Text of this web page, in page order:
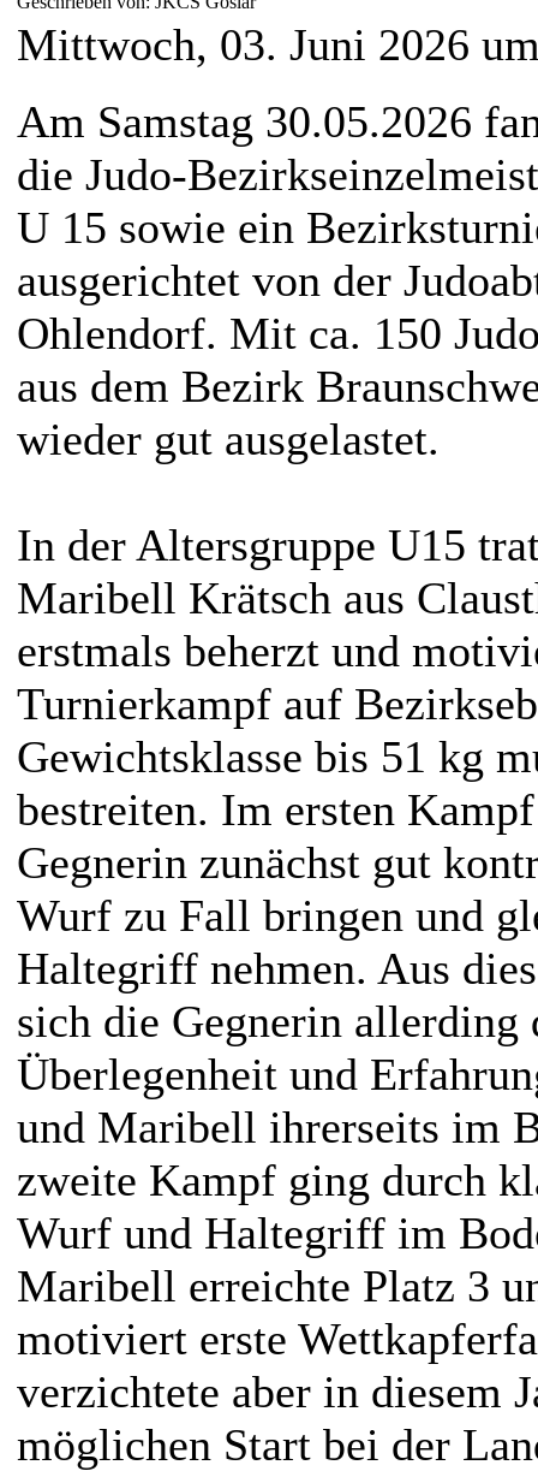
Mittwoch, 03. Juni 2026
Am Samstag 30.05.2026
die Judo-
U 15 sowie ein
ausgerichtet von der
Ohlendorf. Mit ca. 150
aus dem Bezirk
wieder gut ausgelastet.
In der Altersgruppe U15
Maribell Krätsch aus
erstmals beherzt und
Turnierkampf auf
Gewichtsklasse bis 51 kg
bestreiten. Im ersten
Gegnerin zunächst gut
Wurf zu Fall bringen und
Haltegriff nehmen. Aus
sich die Gegnerin allerding
Überlegenheit und
und Maribell ihrerseits im
zweite Kampf ging durch
Wurf und Haltegriff im
Maribell erreichte Platz 3
motiviert erste
verzichtete aber in diesem
möglichen Start bei der